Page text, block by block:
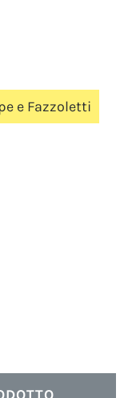
e Fazzoletti